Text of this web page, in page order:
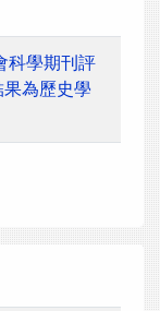
科學期刊評
果為歷史學